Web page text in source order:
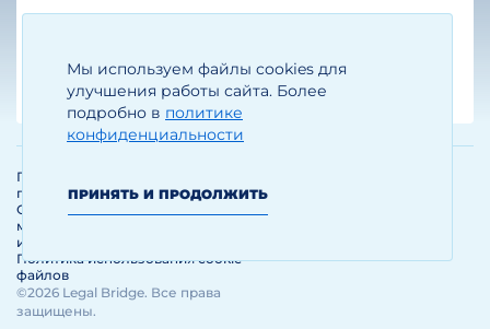
Мы используем файлы cookies для
улучшения работы сайта. Более
подробно в политике
конфиденциальности
ПРИНЯТЬ И ПРОДОЛЖИТЬ
Егизарян И.А.
Генеральный директор
©2026 Legal Bridge. Все права
защищены.
Политика обработки и защиты
персональных данных
Политика использования cookie-
файлов
Соглашение об использовании
материалов и сервисов
интернет-сайта